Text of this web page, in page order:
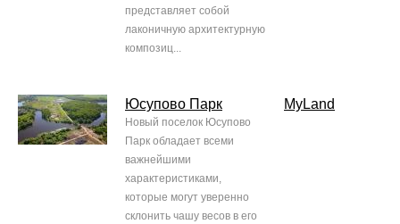
представляет собой
лаконичную архитектурную
композиц...
Юсупово Парк
Новый поселок Юсупово
Парк обладает всеми
важнейшими
характеристиками,
которые могут уверенно
склонить чашу весов в его
MyLand